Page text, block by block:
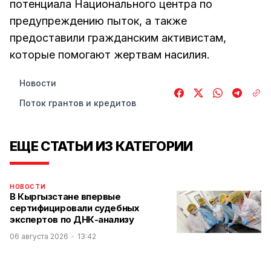
потенциала Национального центра по
предупреждению пыток, а также
предоставили гражданским активистам,
которые помогают жертвам насилия.
Новости
Поток грантов и кредитов
ЕЩЕ СТАТЬИ ИЗ КАТЕГОРИИ
НОВОСТИ
В Кыргызстане впервые
сертифицировали судебных
экспертов по ДНК-анализу
06 августа 2026 13:42